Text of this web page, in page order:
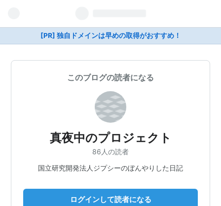
[PR] 独自ドメインは早めの取得がおすすめ！
このブログの読者になる
真夜中のプロジェクト
86人の読者
国立研究開発法人ジプシーのぼんやりした日記
ログインして読者になる